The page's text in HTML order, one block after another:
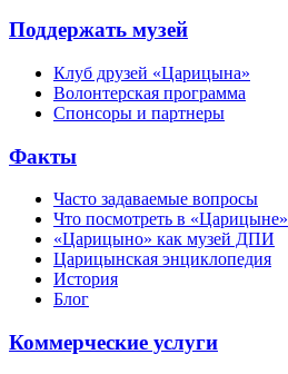
Поддержать музей
Клуб друзей «Царицына»
Волонтерская программа
Спонсоры и партнеры
Факты
Часто задаваемые вопросы
Что посмотреть в «Царицыне»
«Царицыно» как музей ДПИ
Царицынская энциклопедия
История
Блог
Коммерческие услуги